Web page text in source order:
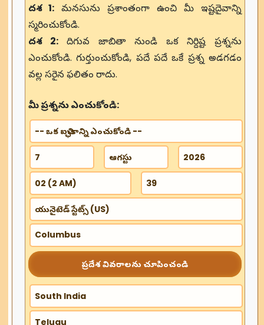
దశ 1: మనసును ప్రశాంతంగా ఉంచి మీ ఇష్టదైవాన్ని
స్మరించుకోండి.
దశ 2:దిగువ జాబితా నుండి ఒక నిర్దిష్ట ప్రశ్నను
ఎంచుకోండి. గుర్తుంచుకోండి, పదే పదే ఒకే ప్రశ్న అడగడం
వల్ల సరైన ఫలితం రాదు.
మీ ప్రశ్నను ఎంచుకోండి:
ప్రదేశ వివరాలను చూపించండి